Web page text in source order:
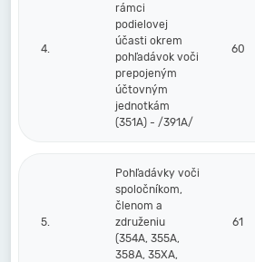
4.
rámci
podielovej
účasti okrem
pohľadávok voči
prepojeným
účtovným
jednotkám
(351A) - /391A/
60
5.
Pohľadávky voči
spoločníkom,
členom a
združeniu
(354A, 355A,
358A, 35XA,
61